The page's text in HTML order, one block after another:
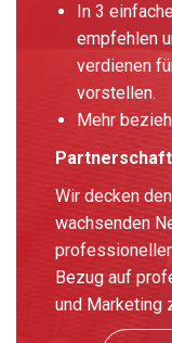
In 3
empfehlen
verdienen
vorstellen.
Mehr
Wir decken
wachsenden
Bezug auf
und Marketing